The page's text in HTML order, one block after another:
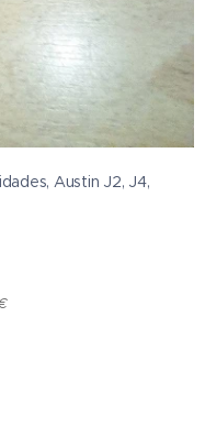
Austin J2, J4,